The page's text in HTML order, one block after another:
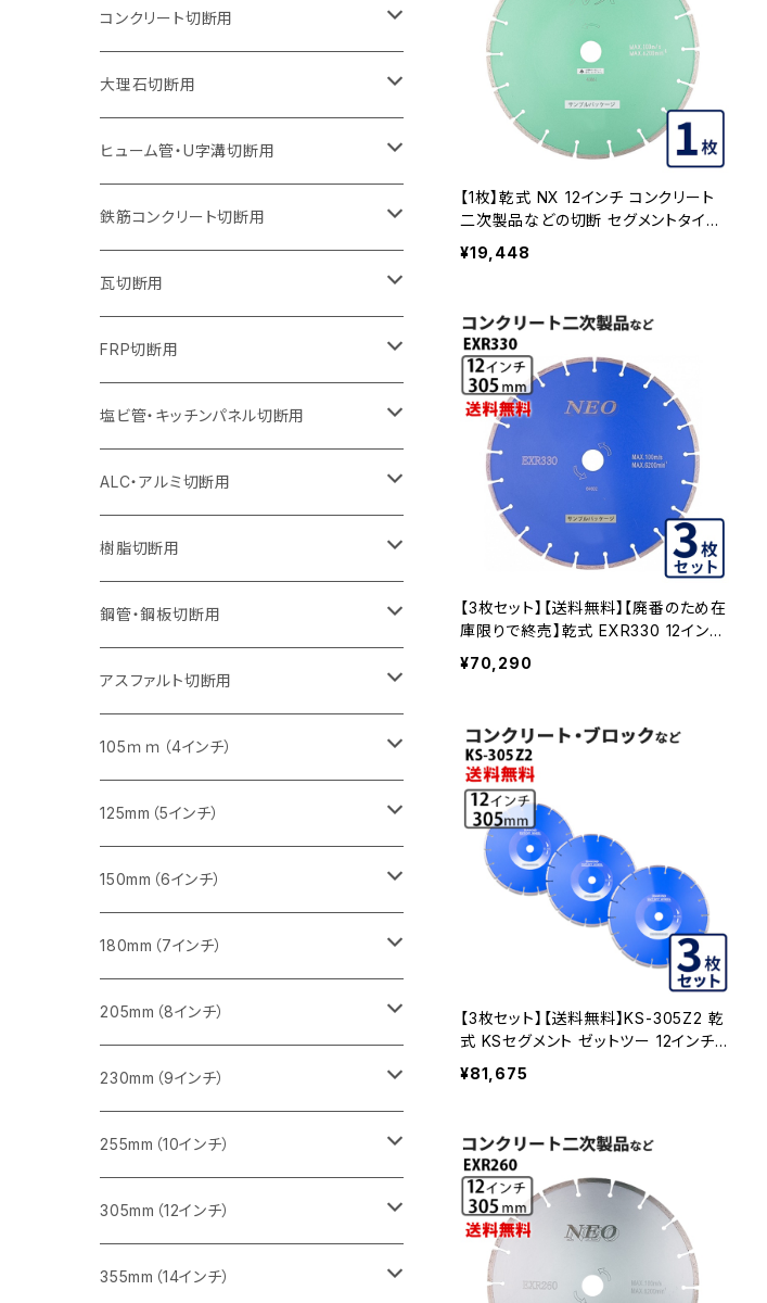
【1枚】乾式 NX 12インチ コンクリート
二次製品などの切断 セグメントタイプ
ダイヤモンドカッター ダイヤモンドブレ
ード nx-12 NX-12
¥19,448
【3枚セット】【送料無料】【廃番のため在
庫限りで終売】乾式 EXR330 12インチ
exr330-12 コンクリート二次製品など
EXR330-12-03
¥70,290
【3枚セット】【送料無料】KS-305Z2 乾
式 KSセグメント ゼットツー 12インチ
305mm コンクリート・ブロックなどの
切断 ダイヤモンドカッター ダイヤセグ
¥81,675
セグメントタイプ
205mm（8インチ）
セグメントタイプ
230mm（9インチ）
セグメントタイプ
305mm（12インチ）
セグメント
セグメント（特殊凸凹加工チップ）
355mm（14インチ）
セグメント
セグメント（特殊凸凹加工チップ）
405mm（16インチ）
セグメントタイプ
ウェーブタイプ
セグメントタイプ
ウェーブタイプ
180mm（7インチ）
セグメントタイプ
ウェーブタイプ
205mm（8インチ）
セグメントタイプ
ウェーブタイプ
230mm（9インチ）
セグメントタイプ
ウェーブタイプ
255mm（10インチ）
セグメントタイプ
305mm（12インチ）
セグメント
セグメント（特殊凸凹加工チップ）
355mm（14インチ）
セグメント
セグメント（特殊凸凹加工チップ）
ウェーブタイプ
セグメントタイプ
ウェーブタイプ
150mm（6インチ）
セグメントタイプ
ウェーブタイプ
180mm（7インチ）
セグメントタイプ
ウェーブタイプ
205mm（8インチ）
セグメントタイプ
ウェーブタイプ
230mm（9インチ）
セグメントタイプ
ウェーブタイプ
255mm（10インチ）
セグメントタイプ
305mm（12インチ）
セグメント
セグメント（特殊凸凹加工チップ）
355mm（14インチ）
セグメント
セグメント（特殊凸凹加工チップ）
セグメントタイプ
セグメントタイプ（ビス穴付き
125mm（5インチ）
セグメントタイプ
セグメントタイプ（ビス穴付き
150mm（6インチ）
セグメントタイプ
180mm（7インチ）
セグメントタイプ
205mm（8インチ）
セグメントタイプ
230mm（9インチ）
セグメントタイプ
255mm（10インチ）
セグメントタイプ（一般道路カッター用
305mm（12インチ）
セグメントタイプ
セグメントタイプ（一般道路カッター用
355mm（14インチ）
セグメントタイプ
セグメントタイプ（一般道路カッター用
405mm（16インチ）
セグメントタイプ
セグメントタイプ（一般道路カッター用
455mm（18インチ）
セグメント（一般道路カッター用
105mm（4インチ）
セグメントタイプ
セグメントタイプ（ビス穴付き
125mm（5インチ）
セグメントタイプ
セグメントタイプ（ビス穴付き
150mm（6インチ）
セグメントタイプ
180mm（7インチ）
セグメントタイプ
205mm（8インチ）
セグメントタイプ
230mm（9インチ）
セグメントタイプ
305mm（12インチ）
セグメントタイプ
埋設鋳鉄管工事対応タイプ
355mm（14インチ）
セグメントタイプ
埋設鋳鉄管工事対応タイプ
405mm（16インチ）
セグメントタイプ
埋設鋳鉄管工事対応タイプ
コンクリート切断用
105mm（4インチ）
セグメントタイプ
ウェーブタイプ
125mm（5インチ）
セグメントタイプ
ウェーブタイプ
150mm（6インチ）
セグメントタイプ
ウェーブタイプ
180mm（7インチ）
セグメントタイプ
ウェーブタイプ
205mm（8インチ）
セグメントタイプ
ウェーブタイプ
230mm（9インチ）
セグメントタイプ
ウェーブタイプ
255mm（10インチ）
セグメントタイプ
セグメントタイプ（一般道路カッター用
305mm（12インチ）
セグメント
セグメント（特殊凸凹加工チップ）
355mm（14インチ）
セグメント
セグメント（特殊凸凹加工チップ）
405mm（16インチ）
セグメント
セグメント（一般道路カッター用
473mm（18インチ）
セグメント（一般道路カッター用
大理石切断用
125mm（5インチ）
ヒューム管・U字溝切断用
105mm（4インチ）
セグメントタイプ
125mm（5インチ）
セグメントタイプ
150mm（6インチ）
セグメントタイプ
180mm（7インチ）
セグメントタイプ
205mm（8インチ）
セグメントタイプ
230mm（9インチ）
セグメントタイプ
255mm（10インチ）
セグメントタイプ
305mm（12インチ）
セグメント
セグメント（特殊凸凹加工チップ）
355mm（14インチ）
セグメント
セグメント（特殊凸凹加工チップ）
405mm（16インチ）
セグメントタイプ
鉄筋コンクリート切断用
305mm（12インチ）
セグメントタイプ
355mm（14インチ）
セグメントタイプ
405mm（16インチ）
セグメントタイプ
瓦切断用
105mm（4インチ）
FRP切断用
125ｍｍ（5インチ）
塩ビ管・キッチンパネル切断用
125ｍｍ（5インチ）
ALC・アルミ切断用
305mm（12インチ）
砥石（補強綱入り）
355mm（14インチ）
砥石（補強綱入り）
樹脂切断用
305mm（12インチ）
砥石（補強綱入り）
355mm（14インチ）
砥石（補強綱入り）
鋼管・鋼板切断用
305mm（12インチ）
砥石（補強綱入り）
355mm（14インチ）
砥石（補強綱入り）
アスファルト切断用
255ｍｍ（10インチ）
一般道路カッター用
305ｍｍ（12インチ）
一般道路カッター用
355ｍｍ（14インチ）
一般道路カッター用
405mm（16インチ）
一般道路カッター用
455ｍｍ（18インチ）
一般道路カッター用
105ｍｍ（4インチ）
タイル切断用
みかげ石（御影石）切断用
コンクリート切断用
ブロック切断用
レンガ切断用
インターロッキング切断用
鋳鉄管切断用
ヒューム管・U字溝切断用
125mm（5インチ）
タイル切断用
みかげ石（御影石）切断用
コンクリート切断用
ブロック切断用
レンガ切断用
インターロッキング切断用
鋳鉄管切断用
150mm（6インチ）
みかげ石（御影石）切断用
コンクリート切断用
ブロック切断用
レンガ切断用
インターロッキング切断用
鋳鉄管切断用
180mm（7インチ）
みかげ石（御影石）切断用
コンクリート切断用
ブロック切断用
レンガ切断用
インターロッキング切断用
205mm（8インチ）
みかげ石（御影石）切断用
コンクリート切断用
ブロック切断用
レンガ切断用
230mm（9インチ）
みかげ石（御影石）切断用
コンクリート切断用
ブロック切断用
255mm（10インチ）
コンクリート切断用
一般道路カッター用
ブロック切断用
305mm（12インチ）
みかげ石（御影石）切断用
355mm（14インチ）